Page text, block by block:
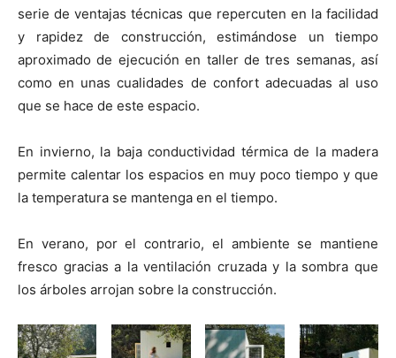
serie de ventajas técnicas que repercuten en la facilidad
y rapidez de construcción, estimándose un tiempo
aproximado de ejecución en taller de tres semanas, así
como en unas cualidades de confort adecuadas al uso
que se hace de este espacio.
En invierno, la baja conductividad térmica de la madera
permite calentar los espacios en muy poco tiempo y que
la temperatura se mantenga en el tiempo.
En verano, por el contrario, el ambiente se mantiene
fresco gracias a la ventilación cruzada y la sombra que
los árboles arrojan sobre la construcción.